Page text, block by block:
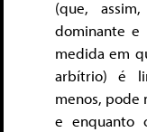
(que,
dominante e
medida em
arbítrio) é
menos, pode
e enquanto